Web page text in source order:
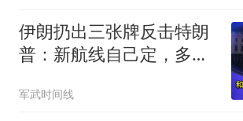
伊朗扔出三张牌反击特朗
普：新航线自己定，多国
前状态
军武时间线